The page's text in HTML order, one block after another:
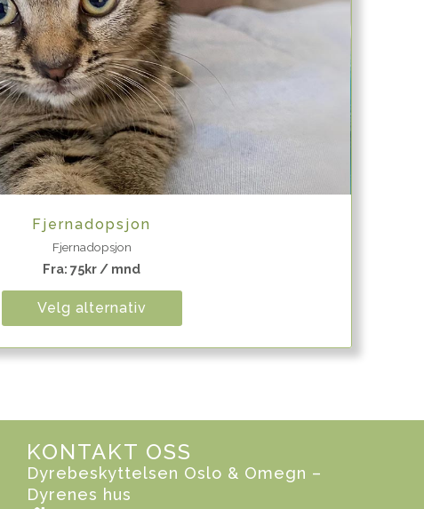
Fjernadopsjon
Fjernadopsjon
Fra:75kr / mnd
Velg alternativ
KONTAKT OSS
Dyrebeskyttelsen Oslo & Omegn –
Dyrenes hus